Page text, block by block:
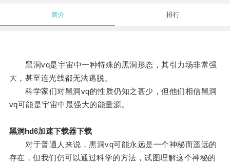
简介 排行
黑洞vq是宇宙中一种特殊的黑洞形态，其引力场非常强
大，甚至连光线都无法逃脱。
科学家们对黑洞vq的性质仍知之甚少，但他们相信黑洞
vq可能是宇宙中最强大的能量源。
黑洞hd6加速下载器下载
对于普通人来说，黑洞vq可能永远是一个神秘而遥远的
存在，但我们仍可以通过科学的方法，试图理解这个神秘的